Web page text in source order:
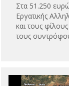
Στα 51.250
Εργατικής
και τους
τους